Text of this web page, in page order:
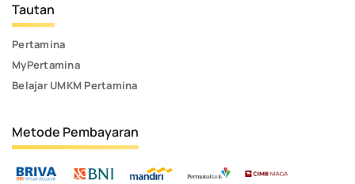
Tautan
Pertamina
MyPertamina
Belajar UMKM Pertamina
Metode Pembayaran